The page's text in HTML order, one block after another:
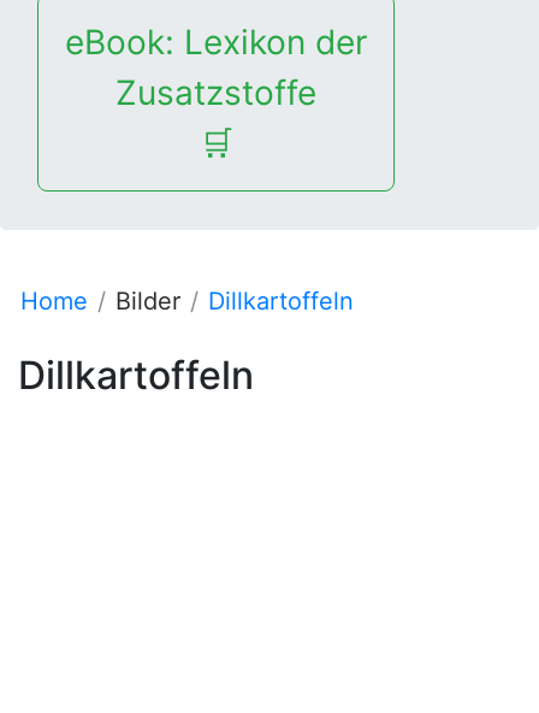
eBook: Lexikon der
Zusatzstoffe
🛒
Home Bilder Dillkartoffeln
Dillkartoffeln